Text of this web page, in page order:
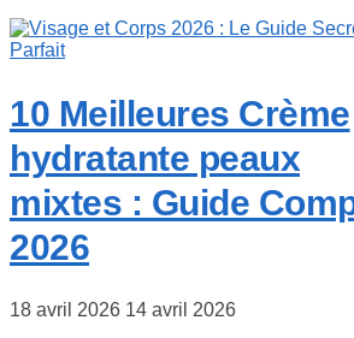
10 Meilleures Crème
hydratante peaux
mixtes : Guide
2026
18 avril 2026 14 avril 2026